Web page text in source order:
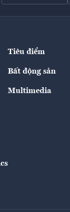
Tiêu điểm
Bất động sản
Multimedia